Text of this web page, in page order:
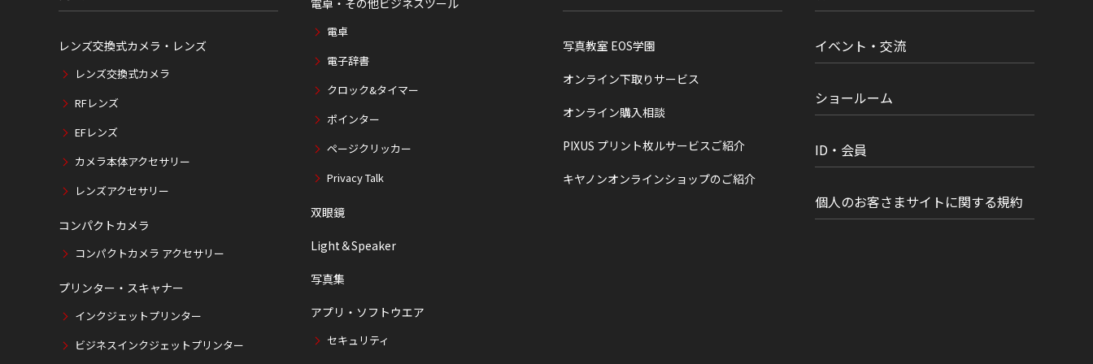
レンズ交換式カメラ・レンズ
レンズ交換式カメラ
RFレンズ
EFレンズ
カメラ本体アクセサリー
レンズアクセサリー
コンパクトカメラ
コンパクトカメラ アクセサリー
プリンター・スキャナー
インクジェットプリンター
ビジネスインクジェットプリンター
電卓・その他ビジネスツール
電卓
電子辞書
クロック&タイマー
ポインター
ページクリッカー
Privacy Talk
双眼鏡
Light＆Speaker
写真集
アプリ・ソフトウエア
セキュリティ
写真教室 EOS学園
オンライン下取りサービス
オンライン購入相談
PIXUS プリント枚ルサービスご紹介
キヤノンオンラインショップのご紹介
イベント・交流
ショールーム
ID・会員
個人のお客さまサイトに関する規約